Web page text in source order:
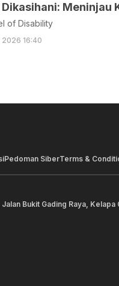
Dikasihani:
of Disability
2026 16:40
Pedoman SiberTerms &
Bukit Gading Raya,